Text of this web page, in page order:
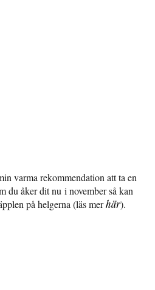
varma rekommendation att ta en
du åker dit nu i november så kan
på helgerna (läs merhär).